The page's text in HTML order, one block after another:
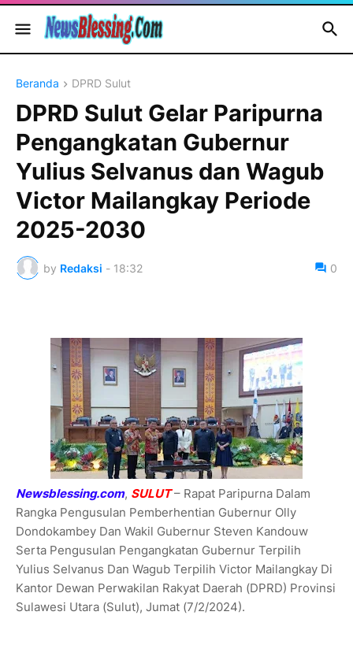
Beranda DPRD Sulut
DPRD Sulut Gelar Paripurna
Pengangkatan Gubernur
Yulius Selvanus dan Wagub
Victor Mailangkay Periode
2025-2030
by Redaksi - 18:32 0
Newsblessing.com, SULUT– Rapat Paripurna Dalam
Rangka Pengusulan Pemberhentian Gubernur Olly
Dondokambey Dan Wakil Gubernur Steven Kandouw
Serta Pengusulan Pengangkatan Gubernur Terpilih
Yulius Selvanus Dan Wagub Terpilih Victor Mailangkay Di
Kantor Dewan Perwakilan Rakyat Daerah (DPRD) Provinsi
Sulawesi Utara (Sulut), Jumat (7/2/2024).